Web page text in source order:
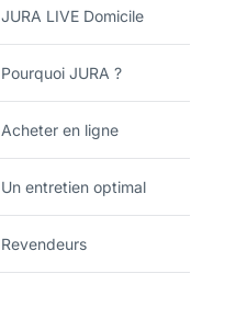
JURA LIVE Domicile
Pourquoi JURA ?
Acheter en ligne
Un entretien optimal
Revendeurs